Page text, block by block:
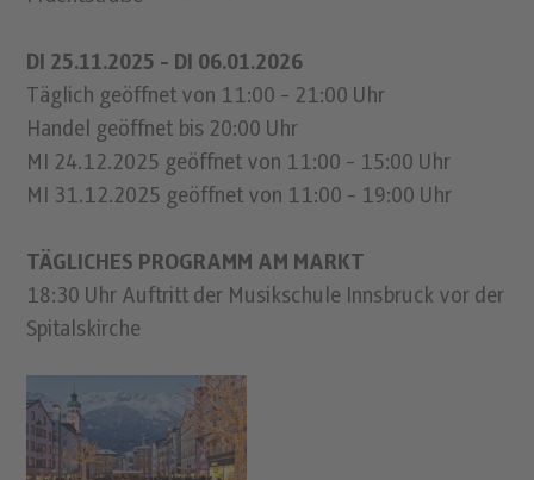
DI 25.11.2025 - DI 06.01.2026
Täglich geöffnet von 11:00 - 21:00 Uhr
Handel geöffnet bis 20:00 Uhr
MI 24.12.2025 geöffnet von 11:00 - 15:00 Uhr
MI 31.12.2025 geöffnet von 11:00 - 19:00 Uhr
TÄGLICHES PROGRAMM AM MARKT
18:30 Uhr Auftritt der Musikschule Innsbruck vor der
Spitalskirche